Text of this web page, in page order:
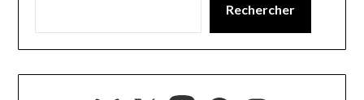
Rechercher